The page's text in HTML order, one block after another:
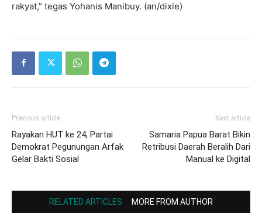
rakyat,” tegas Yohanis Manibuy. (an/dixie)
Previous article
Rayakan HUT ke 24, Partai
Demokrat Pegunungan Arfak
Gelar Bakti Sosial
Next article
Samaria Papua Barat Bikin
Retribusi Daerah Beralih Dari
Manual ke Digital
RELATED ARTICLES MORE FROM AUTHOR